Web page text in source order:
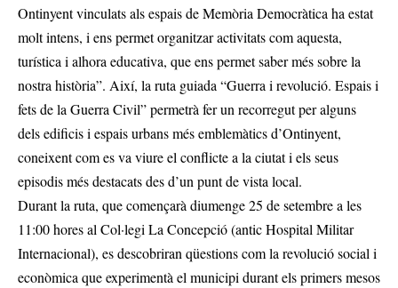
Ontinyent vinculats als espais de Memòria Democràtica ha estat
molt intens, i ens permet organitzar activitats com aquesta,
turística i alhora educativa, que ens permet saber més sobre la
nostra història”. Així, la ruta guiada “Guerra i revolució. Espais i
fets de la Guerra Civil” permetrà fer un recorregut per alguns
dels edificis i espais urbans més emblemàtics d’Ontinyent,
coneixent com es va viure el conflicte a la ciutat i els seus
episodis més destacats des d’un punt de vista local.
Durant la ruta, que començarà diumenge 25 de setembre a les
11:00 hores al Col·legi La Concepció (antic Hospital Militar
Internacional), es descobriran qüestions com la revolució social i
econòmica que experimentà el municipi durant els primers mesos